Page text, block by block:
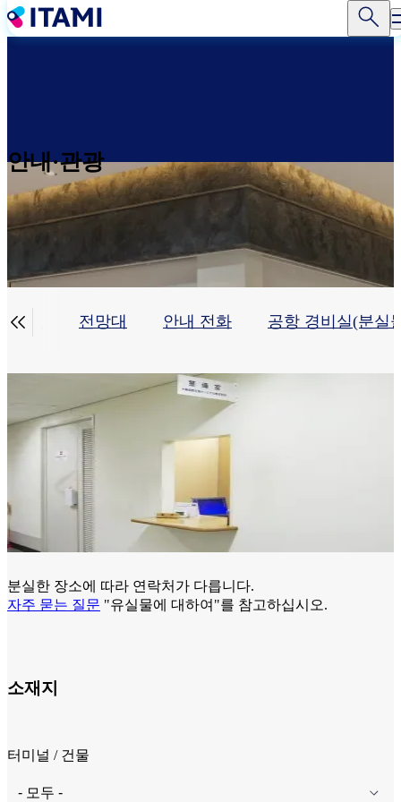
주
요
뛰
안내·관광
내소 전망대 안내 전화 공항 경비실(분실

분실한 장소에 따라 연락처가 다릅니다.
자주 묻는 질문 "유실물에 대하여"를 참고하십시오.
소재지
터미널 / 건물